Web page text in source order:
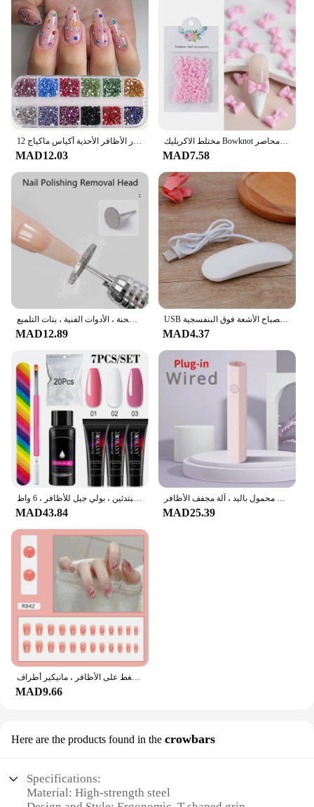
MAD12.03
مختلط الاكريليك Bowknot ثلاثية الأبعاد مسمار الفن زينة زهرة الراتنج السحر خرز ذهبي الكافيار اللؤلؤ مختلط الراين اكسسوارات محاصر
MAD7.58
قرص مثقاب الأظافر الكهربائي ، رأس الإزالة ، الماس ، لدغ الطحن ، المطاحن ، قاطع البشرة المطحنة ، الأدوات الفنية ، بتات التلميع
MAD12.89
USB شحن مصباح الأشعة فوق البنفسجية LED صغير ، هلام آلة علاج البولندية ، مجفف الأظافر ، 6 واط ، 80 سنتيمتر
MAD4.37
مجموعة كاملة مجموعة أدوات مانيكير للمبتدئين ، بولي جيل للأظافر ، 6 واط LED مصباح ، نصائح الفن ، ثلاثية الأبعاد تصميم الديكور ، تمديد
MAD43.84
مصباح أظافر صغير محمول باليد ، آلة مجفف الأظافر USB ، LED بالأشعة فوق البنفسجية ، سريع الجفاف ، قلم مصباح يدوي ، طلاء جل
MAD25.39
أظافر اصطناعية وردية للفتيات ، تموجات ذهبية لامعة ، أظافر مزيفة خنجر ، بيضاوية قابلة للفصل ، غطاء كامل ، اضغط على الأظافر ، مانيكير أطراف
MAD9.66
Here are the products found in the crowbars
Specifications:
Material: High-strength steel